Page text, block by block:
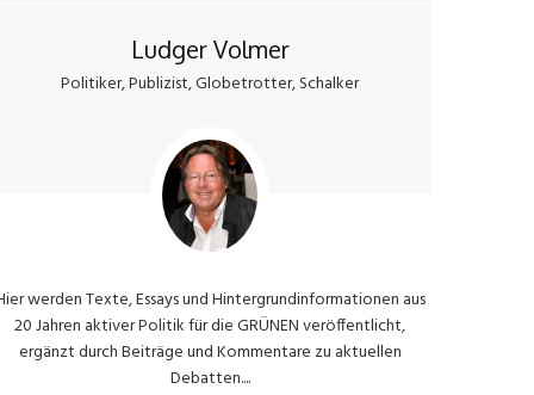
Ludger Volmer
Politiker, Publizist, Globetrotter, Schalker
werden Texte, Essays und Hintergrundinformationen aus
20 Jahren aktiver Politik für die GRÜNEN veröffentlicht,
ergänzt durch Beiträge und Kommentare zu aktuellen
Debatten....